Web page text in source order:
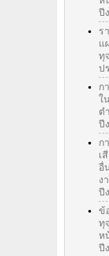
ปี
ร
แ
ทุ
ป
ก
ใ
ต
ปี
ก
เ
อื่
ง
ปี
ข้
ทุ
ห
ปี